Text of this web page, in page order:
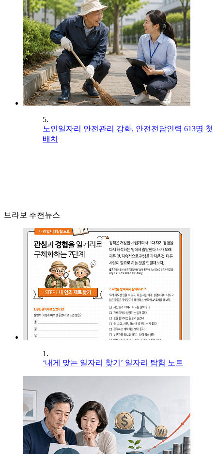
5.
노인일자리 안전관리 강화, 안전전담인력 613명 첫
배치
브라보 추천뉴스
1.
‘내게 맞는 일자리 찾기’ 일자리 탐험 노트